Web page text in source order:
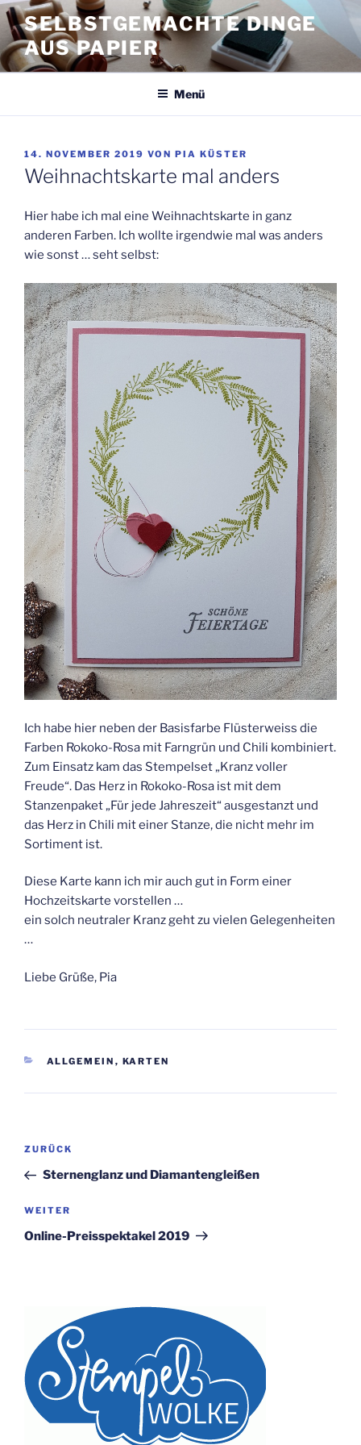
Zum
Inhalt
springen
SELBSTGEMACHTE DINGE
AUS PAPIER
Menü
VERÖFFENTLICHT
AM
14. NOVEMBER 2019 VON PIA KÜSTER
Weihnachtskarte mal anders
Hier habe ich mal eine Weihnachtskarte in ganz
anderen Farben. Ich wollte irgendwie mal was anders
wie sonst … seht selbst:
Ich habe hier neben der Basisfarbe Flüsterweiss die
Farben Rokoko-Rosa mit Farngrün und Chili kombiniert.
Zum Einsatz kam das Stempelset „Kranz voller
Freude“. Das Herz in Rokoko-Rosa ist mit dem
Stanzenpaket „Für jede Jahreszeit“ ausgestanzt und
das Herz in Chili mit einer Stanze, die nicht mehr im
Sortiment ist.
Diese Karte kann ich mir auch gut in Form einer
Hochzeitskarte vorstellen …
ein solch neutraler Kranz geht zu vielen Gelegenheiten
…
Liebe Grüße, Pia
KATEGORIEN
ALLGEMEIN , KARTEN
Beitragsnavigation
Vorheriger
Beitrag
ZURÜCK
Sternenglanz und Diamantengleißen
Nächster
Beitrag
WEITER
Online-Preisspektakel 2019